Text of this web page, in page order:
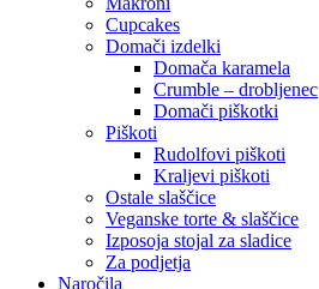
Cupcakes
Domači izdelki
Domača karamela
Crumble – drobljenec
Domači piškotki
Piškoti
Rudolfovi piškoti
Kraljevi piškoti
Ostale slaščice
Veganske torte & slaščice
Izposoja stojal za sladice
Za podjetja
Naročila